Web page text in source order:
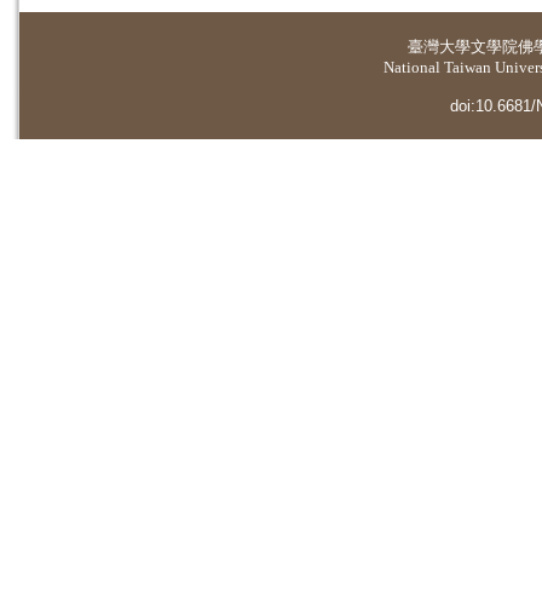
臺灣大學文學院佛
National Taiwan
doi:10.6681/